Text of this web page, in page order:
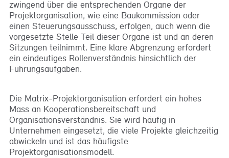
zwingend über die entsprechenden Organe der
Projektorganisation, wie eine Baukommission oder
einen Steuerungsausschuss, erfolgen, auch wenn die
vorgesetzte Stelle Teil dieser Organe ist und an deren
Sitzungen teilnimmt. Eine klare Abgrenzung erfordert
ein eindeutiges Rollenverständnis hinsichtlich der
Führungsaufgaben.
Die Matrix-Projektorganisation erfordert ein hohes
Mass an Kooperationsbereitschaft und
Organisationsverständnis. Sie wird häufig in
Unternehmen eingesetzt, die viele Projekte gleichzeitig
abwickeln und ist das häufigste
Projektorganisationsmodell.